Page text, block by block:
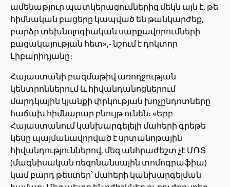
ամենաթյուր պատկերացումներից մեկն այն է, թե
հիմնական բացերը կապված են թանկարժեք,
բարձր տեխնոլոգիական սարքավորումների
բացակայության հետ»,- նշում է դոկտոր
Լիբարիդյանը։
Հայաստանի բազմաթիվ առողջության
կենտրոններում և հիվանդանոցներում
մարդկային կյանքի փրկության խոչընդոտները
հաճախ հիմնարար բնույթ ունեն։ «Երբ
Հայաստանում կանխարգելելի մահերի գրեթե
կեսը պայմանավորված է սրտանոթային
հիվանդություններով, մեզ անհրաժեշտ չէ ՄՌՏ
(մագնիսական ռեզոնանսային տոմոգրաֆիա)
կամ բարդ թեստեր՝ մահերի կանխարգելման